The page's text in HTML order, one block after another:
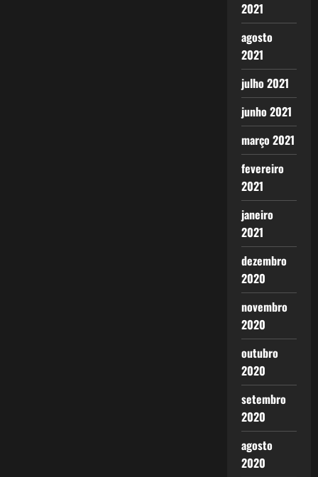
2021
agosto
2021
julho 2021
junho 2021
março 2021
fevereiro
2021
janeiro
2021
dezembro
2020
novembro
2020
outubro
2020
setembro
2020
agosto
2020